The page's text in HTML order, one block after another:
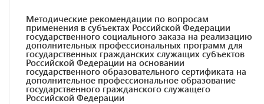
Методические рекомендации по вопросам
применения в субъектах Российской Федерации
государственного социального заказа на реализацию
дополнительных профессиональных программ для
государственных гражданских служащих субъектов
Российской Федерации на основании
государственного образовательного сертификата на
дополнительное профессиональное образование
государственного гражданского служащего
Российской Федерации